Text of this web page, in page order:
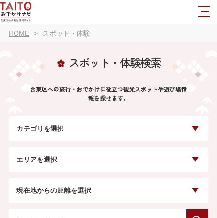
HOME スポット・体験
スポット・体験検索
台東区への旅行・おでかけに役立つ観光スポットや遊び場情
報を探せます。
カテゴリを選択
エリアを選択
現在地からの距離を選択